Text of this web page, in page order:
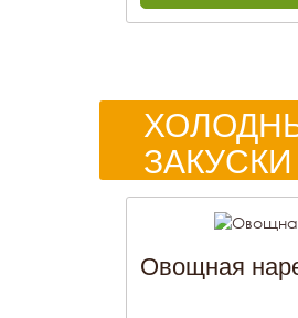
ЗАКУСКИ
Овощная